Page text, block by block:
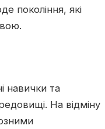
покоління, які
навички та
На відміну